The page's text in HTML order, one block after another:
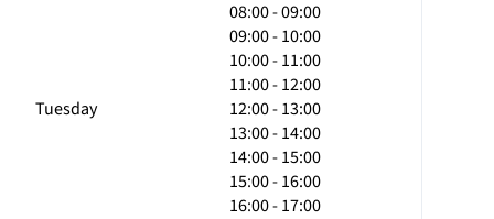
Tuesday
08:00 - 09:00
09:00 - 10:00
10:00 - 11:00
11:00 - 12:00
12:00 - 13:00
13:00 - 14:00
14:00 - 15:00
15:00 - 16:00
16:00 - 17:00